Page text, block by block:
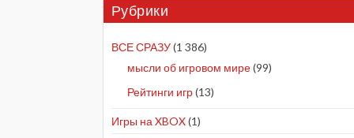
Рубрики
ВСЕ СРАЗУ(1 386)
мысли об игровом мире(99)
Рейтинги игр(13)
Игры на XBOX(1)